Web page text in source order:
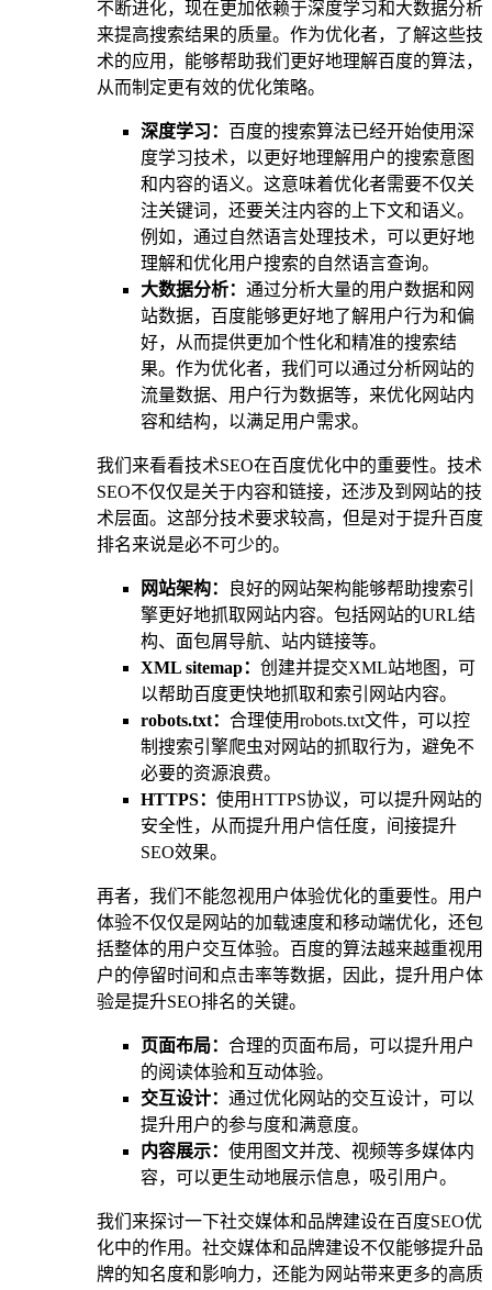
不断进化，现在更加依赖于深度学习和大数据分析
来提高搜索结果的质量。作为优化者，了解这些技
术的应用，能够帮助我们更好地理解百度的算法，
从而制定更有效的优化策略。
深度学习： 百度的搜索算法已经开始使用深
度学习技术，以更好地理解用户的搜索意图
和内容的语义。这意味着优化者需要不仅关
注关键词，还要关注内容的上下文和语义。
例如，通过自然语言处理技术，可以更好地
理解和优化用户搜索的自然语言查询。
大数据分析： 通过分析大量的用户数据和网
站数据，百度能够更好地了解用户行为和偏
好，从而提供更加个性化和精准的搜索结
果。作为优化者，我们可以通过分析网站的
流量数据、用户行为数据等，来优化网站内
容和结构，以满足用户需求。
我们来看看技术SEO在百度优化中的重要性。技术
SEO不仅仅是关于内容和链接，还涉及到网站的技
术层面。这部分技术要求较高，但是对于提升百度
排名来说是必不可少的。
网站架构：
良好的网站架构能够帮助搜索引
擎更好地抓取网站内容。包括网站的URL结
构、面包屑导航、站内链接等。
XML sitemap： 创建并提交XML站地图，可
以帮助百度更快地抓取和索引网站内容。
robots.txt： 合理使用robots.txt文件，可以控
制搜索引擎爬虫对网站的抓取行为，避免不
必要的资源浪费。
HTTPS： 使用HTTPS协议，可以提升网站的
安全性，从而提升用户信任度，间接提升
SEO效果。
再者，我们不能忽视用户体验优化的重要性。用户
体验不仅仅是网站的加载速度和移动端优化，还包
括整体的用户交互体验。百度的算法越来越重视用
户的停留时间和点击率等数据，因此，提升用户体
验是提升SEO排名的关键。
页面布局： 合理的页面布局，可以提升用户
的阅读体验和互动体验。
交互设计： 通过优化网站的交互设计，可以
提升用户的参与度和满意度。
内容展示： 使用图文并茂、视频等多媒体内
容，可以更生动地展示信息，吸引用户。
我们来探讨一下社交媒体和品牌建设在百度SEO优
化中的作用。社交媒体和品牌建设不仅能够提升品
牌的知名度和影响力，还能为网站带来更多的高质